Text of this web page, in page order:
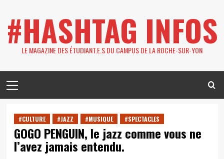
content
#HASHTAG INFOS
LE MAGAZINE DES ÉTUDIANT.E.S DU CAMPUS DE LA ROCHE-SUR-YON
Menu
#CULTURE #JAZZ #MUSIQUE #SPECTACLES
GOGO PENGUIN, le jazz comme vous ne
l’avez jamais entendu.